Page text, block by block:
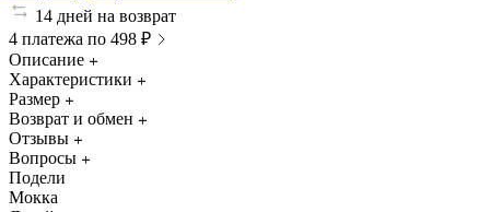
14 дней на возврат
4 платежа по 498 ₽
Описание
Характеристики
Размер
Возврат и обмен
Отзывы
Вопросы
Подели
Мокка